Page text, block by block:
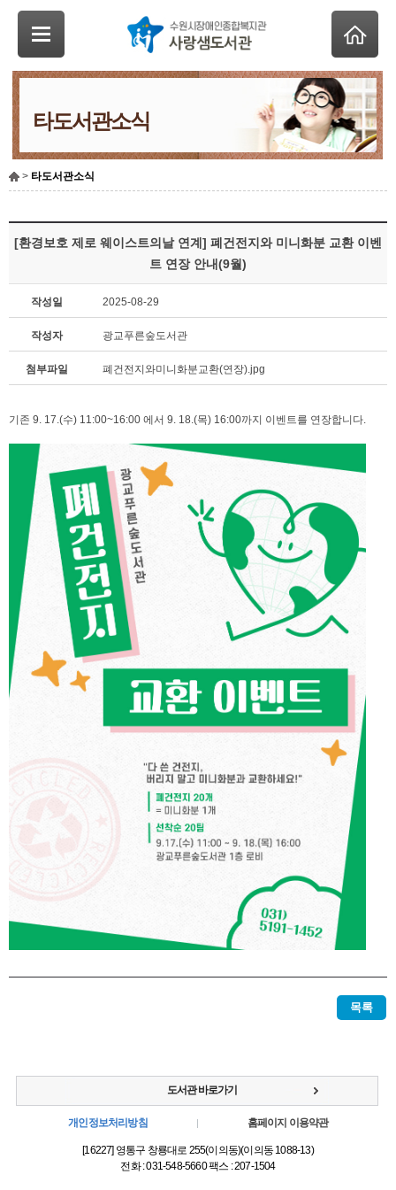
> 타도서관소식
타도서관소식
[환경보호 제로 웨이스트의날 연계] 폐건전지와 미니화분 교환 이벤
트 연장 안내(9월)
작성일 2025-08-29
작성자 광교푸른숲도서관
첨부파일 폐건전지와미니화분교환(연장).jpg
기존 9. 17.(수) 11:00~16:00 에서 9. 18.(목) 16:00까지 이벤트를 연장합니다.
목록
개인정보처리방침 홈페이지 이용약관
[16227] 영통구 창룡대로 255(이의동)(이의동 1088-13)
전화 : 031-548-5660 팩스 : 207-1504
도서관 바로가기